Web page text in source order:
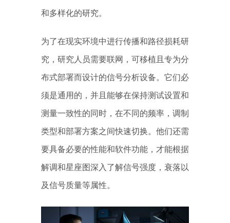
和多样化的研究。
为了在现实环境中进行传播和路径损耗研
究，研究人员需要联网，可移植且专为分
布式部署而设计的信号分析设备。它们必
须是通用的，并且能够在保持测试设置和
测量一致性的同时，在不同的频率，调制
类型和部署方案之间快速切换。他们还需
要具备必要的性能和软件功能，才能根据
解调和星座图深入了解信号强度，衰落以
及信号质量等属性。